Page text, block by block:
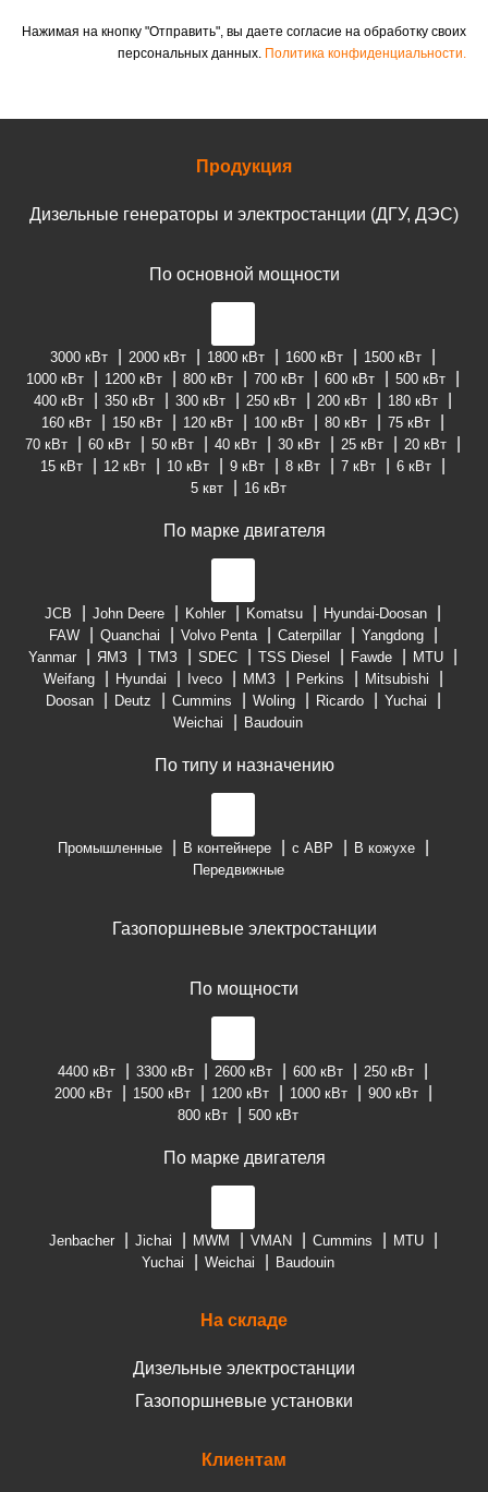
Нажимая на кнопку "Отправить", вы даете согласие на обработку своих
персональных данных. Политика конфиденциальности.
Продукция
Дизельные генераторы и электростанции (ДГУ, ДЭС)
По основной мощности
3000 кВт 2000 кВт 1800 кВт 1600 кВт
1500 кВт
1000 кВт
1200 кВт 800 кВт 700 кВт 600 кВт
500 кВт
400 кВт
350 кВт 300 кВт 250 кВт 200 кВт
180 кВт
160 кВт
150 кВт 120 кВт 100 кВт 80 кВт
75 кВт
70 кВт
60 кВт 50 кВт 40 кВт 30 кВт 25 кВт
20 кВт
15 кВт
12 кВт 10 кВт 9 кВт 8 кВт 7 кВт
6 кВт
5 квт
16 кВт
По марке двигателя
JCB John Deere Kohler Komatsu
Hyundai-Doosan
FAW
Quanchai Volvo Penta Caterpillar
Yangdong
Yanmar
ЯМЗ ТМЗ SDEC TSS Diesel Fawde
MTU
Weifang
Hyundai Iveco ММЗ Perkins
Mitsubishi
Doosan
Deutz Cummins Woling Ricardo
Yuchai
Weichai
Baudouin
По типу и назначению
Промышленные В контейнере с АВР
В кожухе
Передвижные
Газопоршневые электростанции
По мощности
4400 кВт 3300 кВт 2600 кВт 600 кВт
250 кВт
2000 кВт
1500 кВт 1200 кВт 1000 кВт
900 кВт
800 кВт
500 кВт
По марке двигателя
Jenbacher Jichai MWM VMAN Cummins
MTU
Yuchai
Weichai Baudouin
На складе
Дизельные электростанции
Газопоршневые установки
Клиентам